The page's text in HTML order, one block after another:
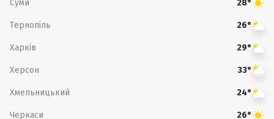
Суми 28°
Тернопіль 26°
Харків 29°
Херсон 33°
Хмельницький 24°
Черкаси 26°